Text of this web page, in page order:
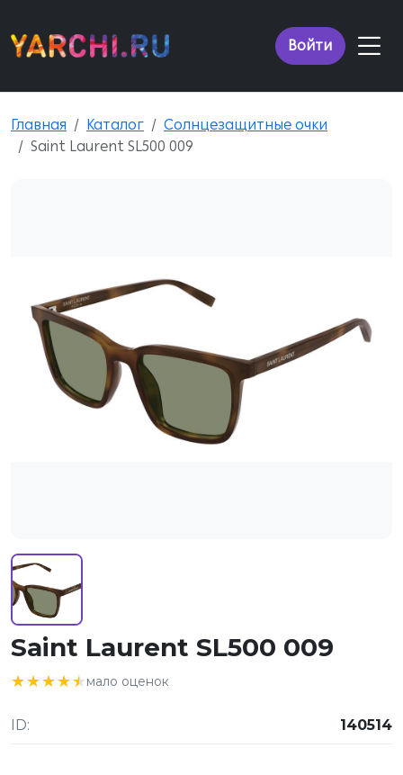
Войти
Главная Каталог
Солнцезащитные очки
Saint Laurent SL500 009
Saint Laurent SL500 009
★★★★★
★★★★★мало оценок
ID: 140514